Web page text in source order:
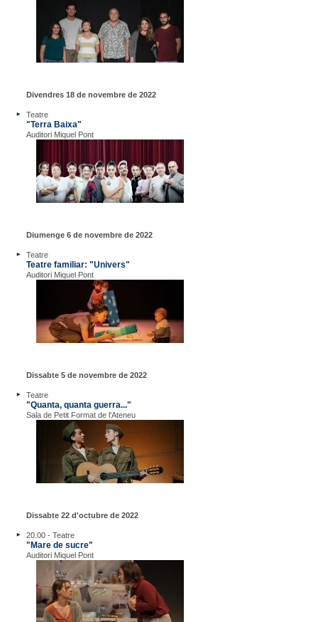
Divendres 18 de novembre de 2022
Teatre
"Terra Baixa"
Auditori Miquel Pont
Diumenge 6 de novembre de 2022
Teatre
Teatre familiar: "Univers"
Auditori Miquel Pont
Dissabte 5 de novembre de 2022
Teatre
"Quanta, quanta guerra..."
Sala de Petit Format de l'Ateneu
Dissabte 22 d'octubre de 2022
20.00 - Teatre
"Mare de sucre"
Auditori Miquel Pont